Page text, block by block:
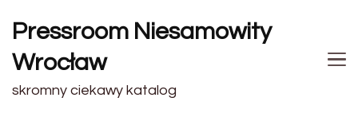
Pressroom Niesamowity
Wrocław
skromny ciekawy katalog